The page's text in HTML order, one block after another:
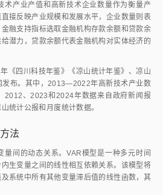
术产业产值和高新技术企业数量作为衡量产
接反映产业规模和发展水平，企业数量则表
融支持指标选取金融机构存款余额和贷款余
潜力，贷款余额代表金融机构对实体经济的
《四川科技年鉴》《凉山统计年鉴》、凉山
发布。其中，2013—2022年高新技术产业数
2012、2023和2024年数据来自政府新闻报
统计公报和月度统计数据。
法
量间的动态关系。VAR模型是一种多元时间
生变量之间的线性相互依赖关系。该模型将
系统中所有其他变量滞后值的线性函数，其